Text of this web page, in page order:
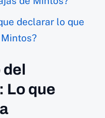
declarar lo que
Lo que